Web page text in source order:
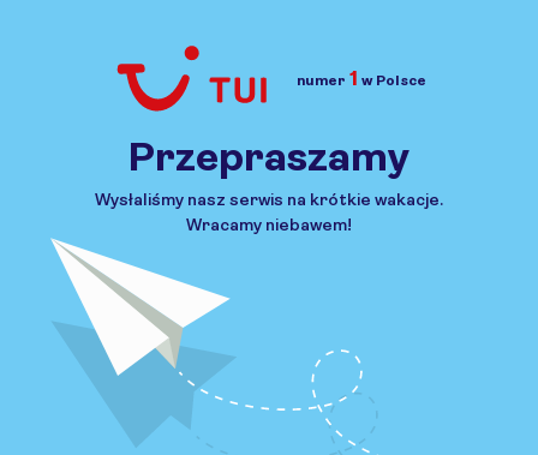
Przejdź do TUI.pl
numer 1 w Polsce
Przepraszamy
Wysłaliśmy nasz serwis na krótkie wakacje.
Wracamy niebawem!